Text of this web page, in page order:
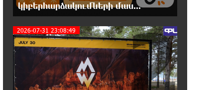
Իրանը և Օմանը պլանավորում են
փոխել Հորմուզի նեղուցի
նավագնացության կառուցվածքը
22:00:57 6-08-2026
կիբերհարձակումների մաս...
2026-07-31 23:08:49 2